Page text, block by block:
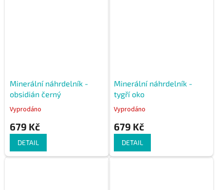
Minerální náhrdelník -
obsidián černý
Vyprodáno
679 Kč
DETAIL
Minerální náhrdelník -
tygří oko
Vyprodáno
679 Kč
DETAIL